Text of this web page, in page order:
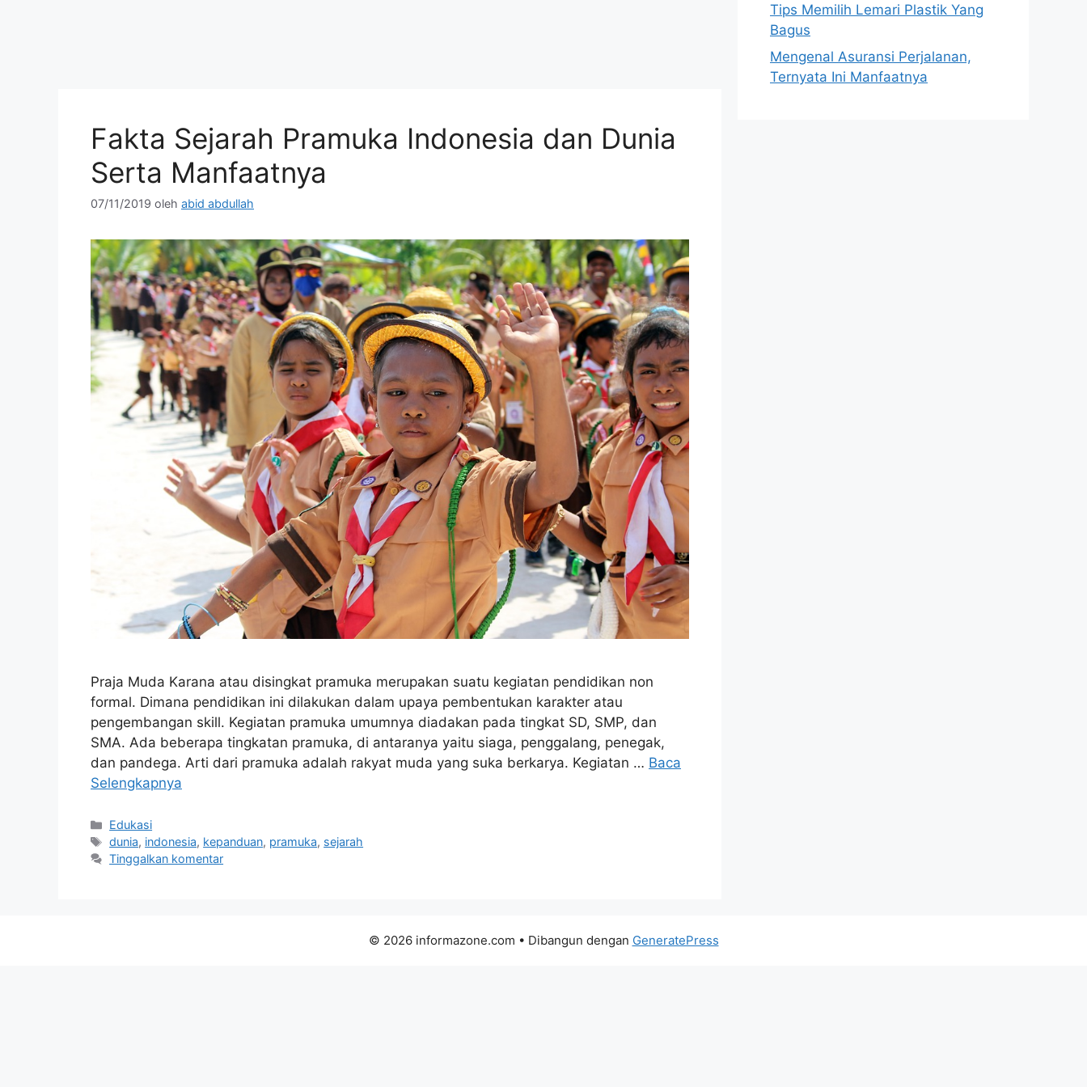
Fakta Sejarah Pramuka Indonesia dan Dunia
Serta Manfaatnya
07/11/2019 oleh abid abdullah
Praja Muda Karana atau disingkat pramuka merupakan suatu kegiatan pendidikan non
formal. Dimana pendidikan ini dilakukan dalam upaya pembentukan karakter atau
pengembangan skill. Kegiatan pramuka umumnya diadakan pada tingkat SD, SMP, dan
SMA. Ada beberapa tingkatan pramuka, di antaranya yaitu siaga, penggalang, penegak,
dan pandega. Arti dari pramuka adalah rakyat muda yang suka berkarya. Kegiatan … Baca
Selengkapnya
Kategori
Edukasi
Tag
dunia, indonesia, kepanduan, pramuka, sejarah
Tinggalkan komentar
Tips Memilih Lemari Plastik Yang
Bagus
Mengenal Asuransi Perjalanan,
Ternyata Ini Manfaatnya
© 2026 informazone.com • Dibangun dengan GeneratePress